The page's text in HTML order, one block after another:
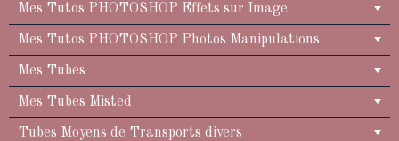
Mes Tutos PHOTOSHOP Effets sur Image
Mes Tutos PHOTOSHOP Photos Manipulations
Mes Tubes
Mes Tubes Misted
Tubes Moyens de Transports divers